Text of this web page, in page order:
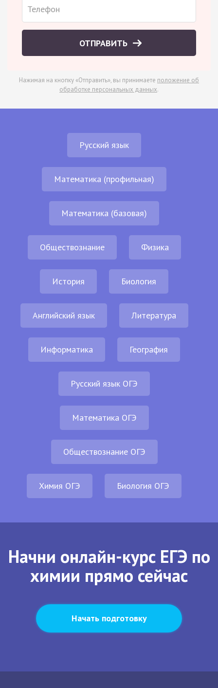
ОТПРАВИТЬ
Нажимая на кнопку «Отправить», вы принимаете положение об
обработке персональных данных.
Русский язык
Математика (профильная)
Математика (базовая)
Обществознание Физика
История Биология
Английский язык Литература
Информатика География
Русский язык ОГЭ
Математика ОГЭ
Обществознание ОГЭ
Химия ОГЭ Биология ОГЭ
Начни онлайн-курс ЕГЭ по
химии прямо сейчас
Начать подготовку